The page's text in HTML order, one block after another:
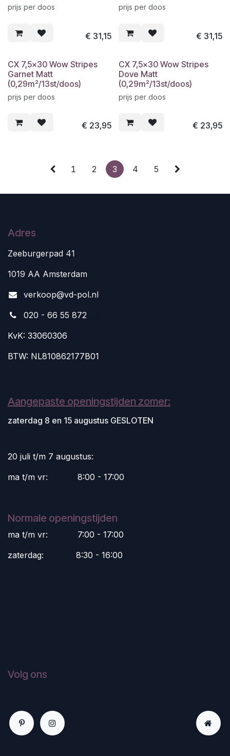
prijs per doos
€ 31,15
prijs per doos
€ 31,15
CX 7,5x30 Wow Stripes
Garnet Matt
(0,29m²/13st/doos)
prijs per doos
€ 23,95
CX 7,5x30 Wow Stripes
Dove Matt
(0,29m²/13st/doos)
prijs per doos
€ 23,95
1 2 3 4 5
Adres
Zeeburgerpad 41
1019 AA Amsterdam
verkoop@vd-pol.nl
020 - 66 55 872
KvK: 33060306
BTW: NL810862177B01
Aangepaste openingstijden zomer:
zaterdag 8 en 15 augustus GESLOTEN
20 juli t/m 7 augustus:
ma t/m vr:
​8:00 - 17:00
Normale openingstijden
ma t/m vr:
​7:00 - 17:00
zaterdag:
​8:30 - 16:00
Volg ons